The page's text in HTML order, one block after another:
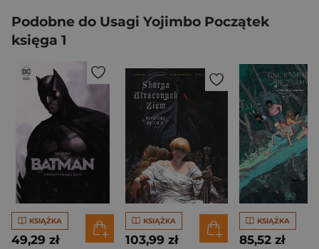
Podobne do Usagi Yojimbo Początek
księga 1
KSIĄŻKA
49,29 zł
KSIĄŻKA
103,99 zł
KSIĄŻKA
85,52 zł